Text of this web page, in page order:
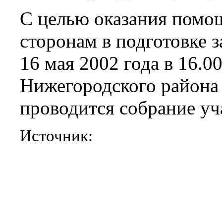
С целью оказания
сторонам в подготовке
16 мая 2002 года в
Нижегородского
проводится собрание
Источник: